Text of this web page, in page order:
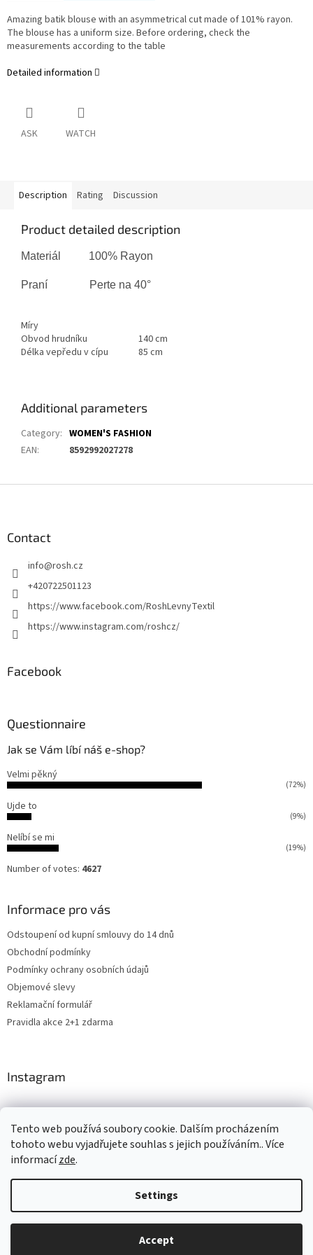
Tento web používá soubory cookie. Dalším procházením
tohoto webu vyjadřujete souhlas s jejich používáním.. Více
informacízde.
Settings
Accept
Amazing batik blouse with an asymmetrical cut made of 101% rayon.
The blouse has a uniform size. Before ordering, check the
measurements according to the table
Detailed information
ASK WATCH
Description Rating Discussion
Product detailed description
Materiál 100% Rayon
Praní Perte na 40°
Míry
Obvod hrudníku
140 cm
Délka vepředu v cípu
85 cm
Additional parameters
Category: WOMEN'S FASHION
EAN: 8592992027278
Contact
info@rosh.cz
+420722501123
https://www.facebook.com/RoshLevnyTextil
https://www.instagram.com/roshcz/
Facebook
Questionnaire
Jak se Vám líbí náš e-shop?
Velmi pěkný
(72%)
Ujde to
(9%)
Nelíbí se mi
(19%)
Number of votes: 4627
Informace pro vás
Odstoupení od kupní smlouvy do 14 dnů
Obchodní podmínky
Podmínky ochrany osobních údajů
Objemové slevy
Reklamační formulář
Pravidla akce 2+1 zdarma
Instagram
Shoptet.cz CARDAMON Online Magazín
Created by Shoptet
ROSH.cz. All rights reserved.